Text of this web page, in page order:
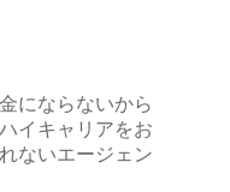
にならないから
イキャリアをお
ないエージェン